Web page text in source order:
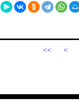
<< <